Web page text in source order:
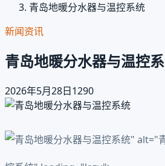
青岛地暖分水器与温控系统
新闻资讯
青岛地暖分水器与温控
2026年5月28日1290
" alt="